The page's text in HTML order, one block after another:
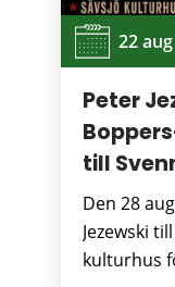
22 aug
Peter
till
Den 28
Jezewski
kulturhus